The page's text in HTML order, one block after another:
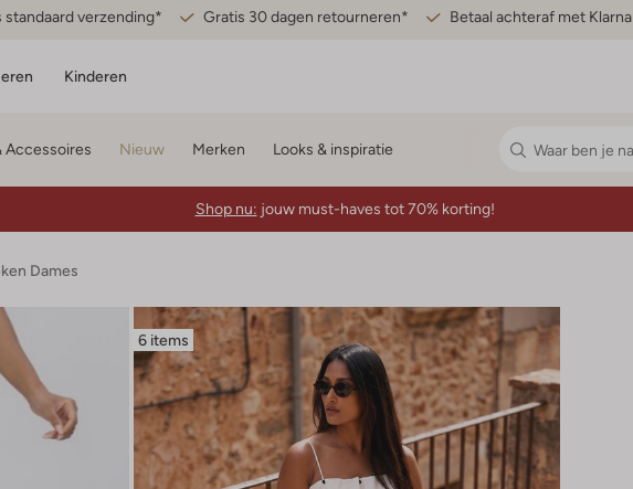
standaard verzending* Gratis 30 dagen retourneren* Betaal achteraf met Klarna
Kinderen
Accessoires Nieuw Merken Looks & inspiratie
Shop nu: jouw must-haves tot 70% korting!
Dames
6 items